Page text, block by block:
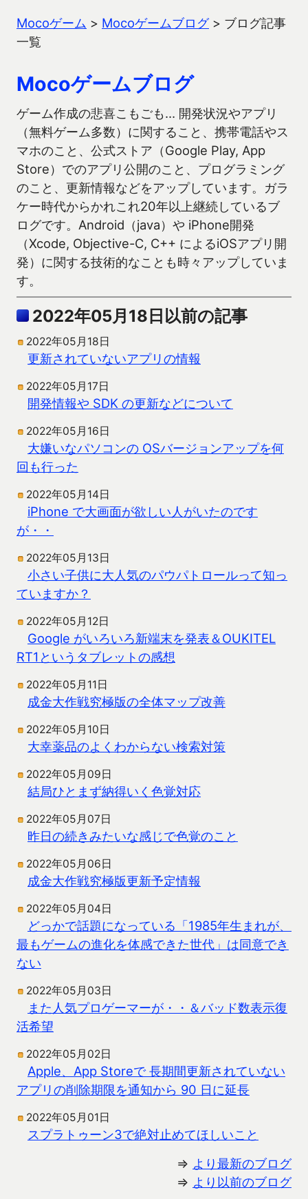
Mocoゲーム > Mocoゲームブログ> ブログ記事
一覧
Mocoゲームブログ
ゲーム作成の悲喜こもごも… 開発状況やアプリ
（無料ゲーム多数）に関すること、携帯電話やス
マホのこと、公式ストア（Google Play, App
Store）でのアプリ公開のこと、プログラミング
のこと、更新情報などをアップしています。ガラ
ケー時代からかれこれ20年以上継続しているブ
ログです。Android（java）や iPhone開発
（Xcode, Objective-C, C++ によるiOSアプリ開
発）に関する技術的なことも時々アップしていま
す。
2022年05月18日以前の記事
2022年05月18日
更新されていないアプリの情報
2022年05月17日
開発情報や SDK の更新などについて
2022年05月16日
大嫌いなパソコンの OSバージョンアップを何
回も行った
2022年05月14日
iPhone で大画面が欲しい人がいたのです
が・・
2022年05月13日
小さい子供に大人気のパウパトロールって知っ
ていますか？
2022年05月12日
Google がいろいろ新端末を発表＆OUKITEL
RT1というタブレットの感想
2022年05月11日
成金大作戦究極版の全体マップ改善
2022年05月10日
大幸薬品のよくわからない検索対策
2022年05月09日
結局ひとまず納得いく色覚対応
2022年05月07日
昨日の続きみたいな感じで色覚のこと
2022年05月06日
成金大作戦究極版更新予定情報
2022年05月04日
どっかで話題になっている「1985年生まれが、
最もゲームの進化を体感できた世代」は同意でき
ない
2022年05月03日
また人気プロゲーマーが・・＆バッド数表示復
活希望
2022年05月02日
Apple、App Storeで 長期間更新されていない
アプリの削除期限を通知から 90 日に延長
2022年05月01日
スプラトゥーン3で絶対止めてほしいこと
⇒ より最新のブログ
⇒ より以前のブログ